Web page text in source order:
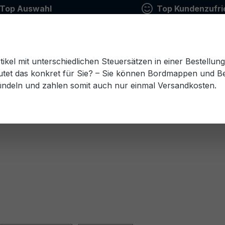
Top Auswahl Top
Estnisch Finnisch Französisch Griechisch
mit unterschiedlichen Steuersätzen in einer
das konkret für Sie? – Sie können Bordmappen und
und zahlen somit auch nur einmal Versandkosten.